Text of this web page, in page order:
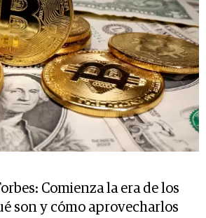
Comienza la era de los
son y cómo aprovecharlos